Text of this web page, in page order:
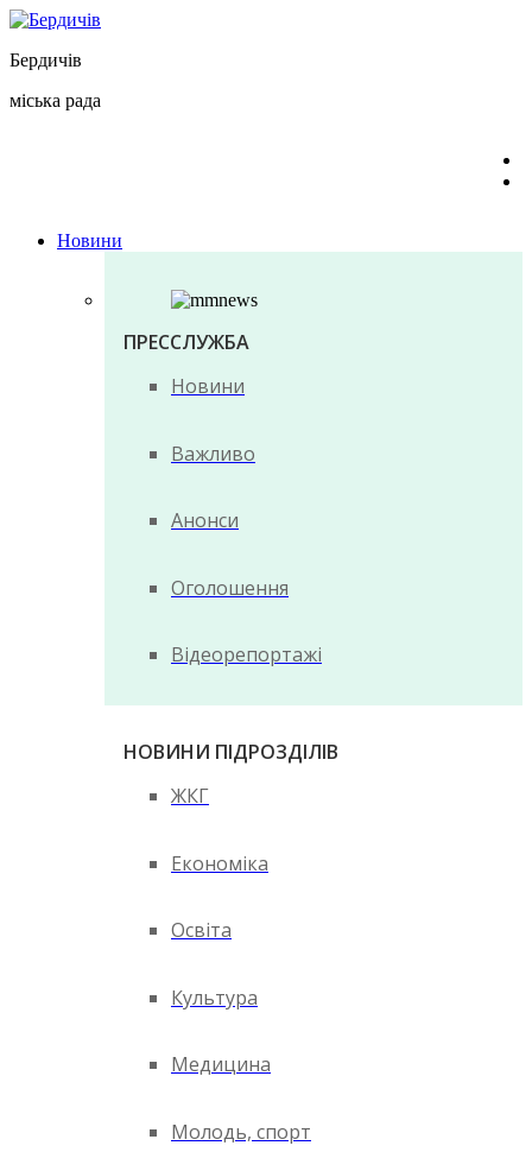
Перейти
вмісту
Бердичів
міська рада
Новини
ПРЕССЛУЖБА
Новини
Важливо
Анонси
Оголошення
Відеорепортажі
НОВИНИ ПІДРОЗДІЛІВ
ЖКГ
Економіка
Освіта
Культура
Медицина
Молодь, спорт